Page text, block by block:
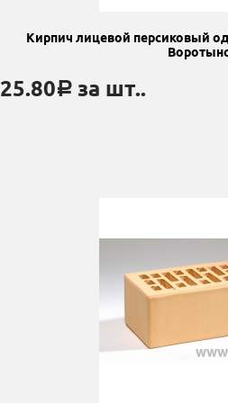
Кирпич лицевой персиковый
25.80a за шт..